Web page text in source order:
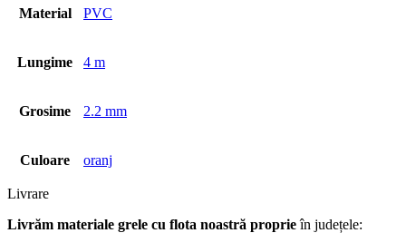
Material PVC
Lungime 4 m
Grosime 2.2 mm
Culoare oranj
Livrare
Livrăm materiale grele cu flota noastră proprieîn județele: